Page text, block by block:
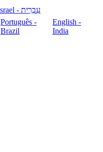
עִבְרִית - Israel
Português -
Brazil
English -
India